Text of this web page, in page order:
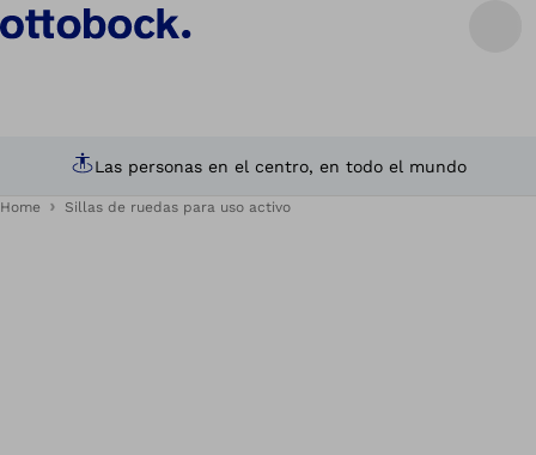
Las personas en el centro, en todo el mundo
Home Sillas de ruedas para uso activo